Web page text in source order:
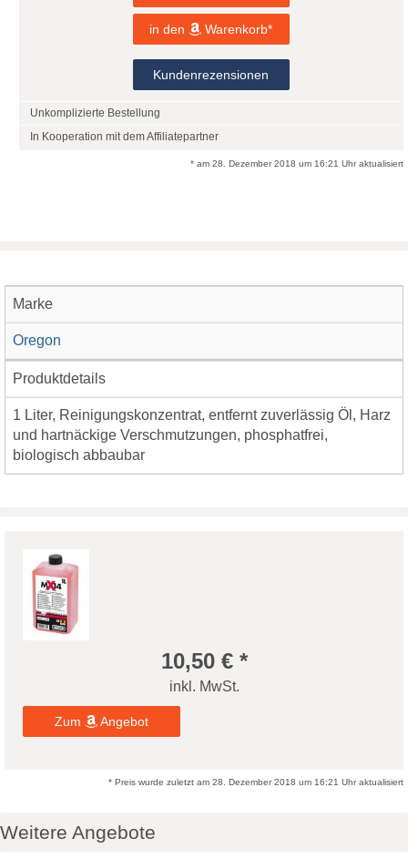
in den Warenkorb*
Kundenrezensionen
Unkomplizierte Bestellung
In Kooperation mit dem Affiliatepartner
* am 28. Dezember 2018 um 16:21 Uhr aktualisiert
Marke
Oregon
Produktdetails
1 Liter, Reinigungskonzentrat, entfernt zuverlässig Öl, Harz
und hartnäckige Verschmutzungen, phosphatfrei,
biologisch abbaubar
10,50 € *
inkl. MwSt.
Zum Angebot
* Preis wurde zuletzt am 28. Dezember 2018 um 16:21 Uhr aktualisiert
Weitere Angebote